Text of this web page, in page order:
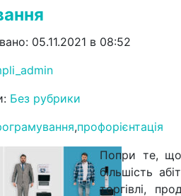
05.11.2021 в 08:52
Без рубрики
,профорієнтація
Попри те, що
більшість
торгівлі,